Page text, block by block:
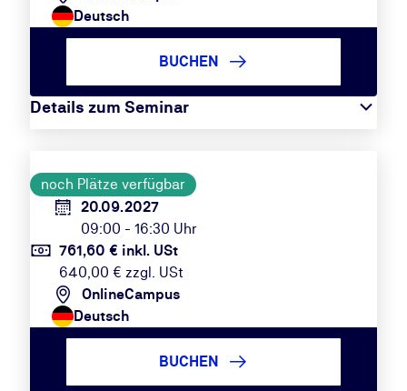
Deutsch
Details zum Seminar
BUCHEN
noch Plätze verfügbar
20.09.2027
09:00 - 16:30 Uhr
761,60 € inkl. USt
640,00 € zzgl. USt
OnlineCampus
Deutsch
BUCHEN